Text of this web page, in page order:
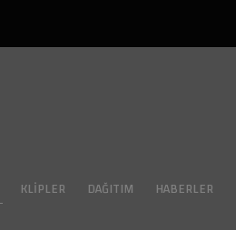
KLIPLER DAĞITIM HABERLER